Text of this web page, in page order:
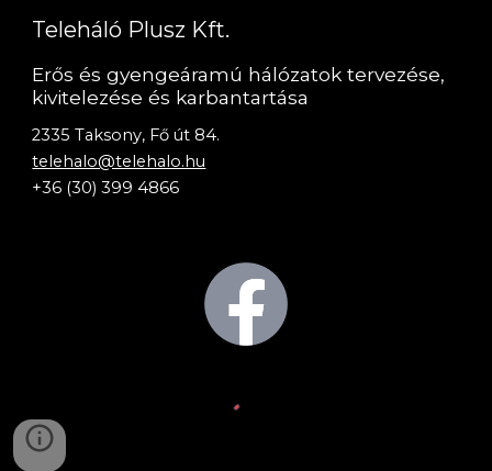
Teleháló Plusz Kft.
Erős és gyengeáramú hálózatok tervezése,
kivitelezése és karbantartása
2335 Taksony, Fő út 84.
telehalo@telehalo.hu
+36 (30) 399 4866